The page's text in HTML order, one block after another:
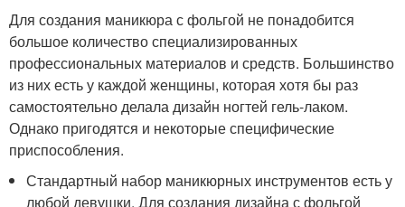
Для создания маникюра с фольгой не понадобится
большое количество специализированных
профессиональных материалов и средств. Большинство
из них есть у каждой женщины, которая хотя бы раз
самостоятельно делала дизайн ногтей гель-лаком.
Однако пригодятся и некоторые специфические
приспособления.
Стандартный набор маникюрных инструментов есть у
любой девушки. Для создания дизайна с фольгой